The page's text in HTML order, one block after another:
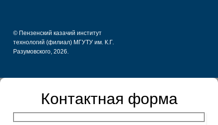
© Пензенский казачий институт
технологий (филиал) МГУТУ им. К.Г.
Разумовского, 2026.
Контактная форма